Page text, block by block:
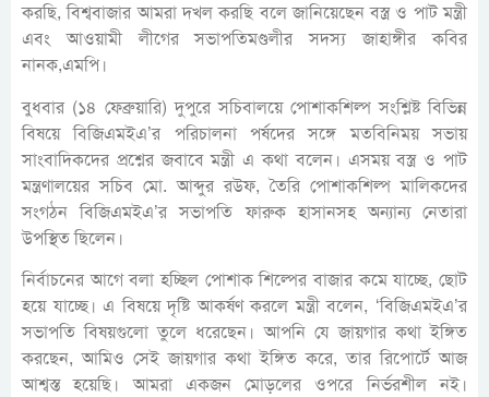
করছি, বিশ্ববাজার আমরা দখল করছি বলে জানিয়েছেন বস্ত্র ও পাট মন্ত্রী
এবং আওয়ামী লীগের সভাপতিমণ্ডলীর সদস্য জাহাঙ্গীর কবির
নানক,এমপি।
বুধবার (১৪ ফেব্রুয়ারি) দুপুরে সচিবালয়ে পোশাকশিল্প সংশ্লিষ্ট বিভিন্ন
বিষয়ে বিজিএমইএ’র পরিচালনা পর্ষদের সঙ্গে মতবিনিময় সভায়
সাংবাদিকদের প্রশ্নের জবাবে মন্ত্রী এ কথা বলেন। এসময় বস্ত্র ও পাট
মন্ত্রণালয়ের সচিব মো. আব্দুর রউফ, তৈরি পোশাকশিল্প মালিকদের
সংগঠন বিজিএমইএ’র সভাপতি ফারুক হাসানসহ অন্যান্য নেতারা
উপস্থিত ছিলেন।
নির্বাচনের আগে বলা হচ্ছিল পোশাক শিল্পের বাজার কমে যাচ্ছে, ছোট
হয়ে যাচ্ছে। এ বিষয়ে দৃষ্টি আকর্ষণ করলে মন্ত্রী বলেন, ‘বিজিএমইএ’র
সভাপতি বিষয়গুলো তুলে ধরেছেন। আপনি যে জায়গার কথা ইঙ্গিত
করছেন, আমিও সেই জায়গার কথা ইঙ্গিত করে, তার রিপোর্টে আজ
আশ্বস্ত হয়েছি। আমরা একজন মোড়লের ওপরে নির্ভরশীল নই।